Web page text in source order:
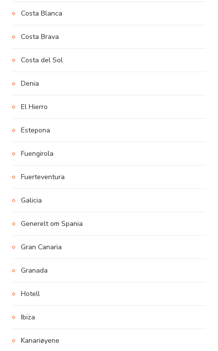
Costa Blanca
Costa Brava
Costa del Sol
Denia
El Hierro
Estepona
Fuengirola
Fuerteventura
Galicia
Generelt om Spania
Gran Canaria
Granada
Hotell
Ibiza
Kanariøyene